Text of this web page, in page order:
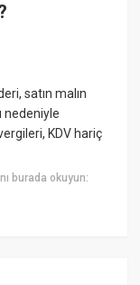
satın malın
nedeniyle
KDV hariç
burada okuyun: